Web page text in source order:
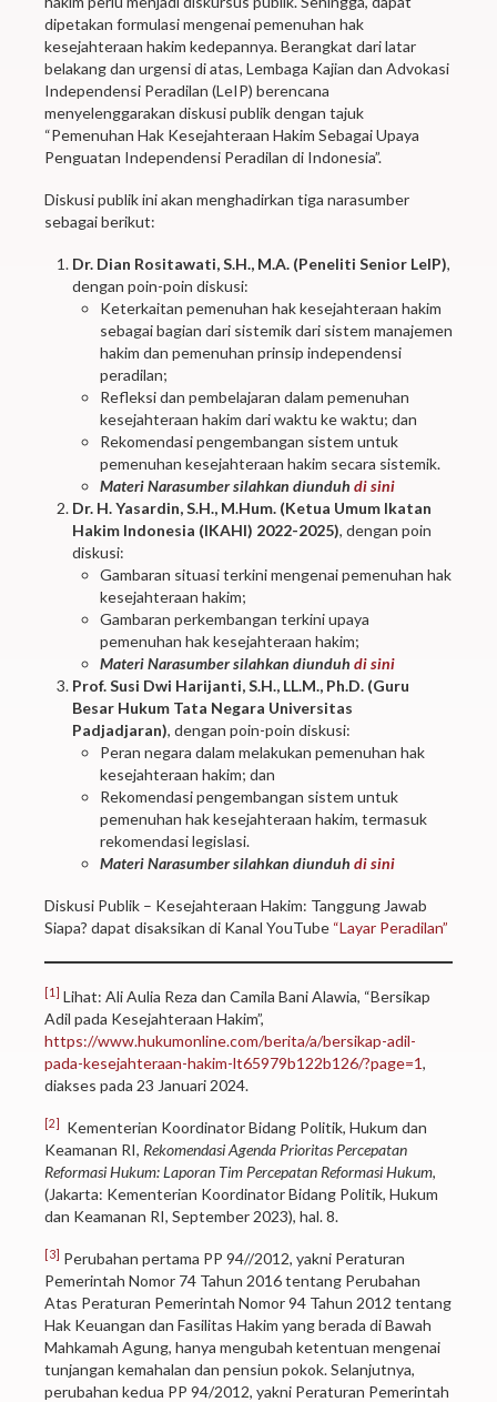
dipetakan formulasi mengenai pemenuhan hak
kesejahteraan hakim kedepannya. Berangkat dari latar
belakang dan urgensi di atas, Lembaga Kajian dan Advokasi
Independensi Peradilan (LeIP) berencana
menyelenggarakan diskusi publik dengan tajuk
“Pemenuhan Hak Kesejahteraan Hakim Sebagai Upaya
Penguatan Independensi Peradilan di Indonesia”.
Diskusi publik ini akan menghadirkan tiga narasumber
sebagai berikut:
Dr. Dian Rositawati, S.H., M.A. (Peneliti Senior LeIP),
dengan poin-poin diskusi:
Keterkaitan pemenuhan hak kesejahteraan hakim
sebagai bagian dari sistemik dari sistem manajemen
hakim dan pemenuhan prinsip independensi
peradilan;
Refleksi dan pembelajaran dalam pemenuhan
kesejahteraan hakim dari waktu ke waktu; dan
Rekomendasi pengembangan sistem untuk
pemenuhan kesejahteraan hakim secara sistemik.
Materi Narasumber silahkan diunduh di sini
Dr. H. Yasardin, S.H., M.Hum. (Ketua Umum Ikatan
Hakim Indonesia (IKAHI) 2022-2025), dengan poin
diskusi:
Gambaran situasi terkini mengenai pemenuhan hak
kesejahteraan hakim;
Gambaran perkembangan terkini upaya
pemenuhan hak kesejahteraan hakim;
Materi Narasumber silahkan diunduh di sini
Prof. Susi Dwi Harijanti, S.H., LL.M., Ph.D. (Guru
Besar Hukum Tata Negara Universitas
Padjadjaran), dengan poin-poin diskusi:
Peran negara dalam melakukan pemenuhan hak
kesejahteraan hakim; dan
Rekomendasi pengembangan sistem untuk
pemenuhan hak kesejahteraan hakim, termasuk
rekomendasi legislasi.
Materi Narasumber silahkan diunduh di sini
Diskusi Publik – Kesejahteraan Hakim: Tanggung Jawab
Siapa? dapat disaksikan di Kanal YouTube “Layar Peradilan”
[1] Lihat: Ali Aulia Reza dan Camila Bani Alawia, “Bersikap
Adil pada Kesejahteraan Hakim”,
https://www.hukumonline.com/berita/a/bersikap-adil-
pada-kesejahteraan-hakim-lt65979b122b126/?page=1,
diakses pada 23 Januari 2024.
[2]
Kementerian Koordinator Bidang Politik, Hukum dan
Keamanan RI, Rekomendasi Agenda Prioritas Percepatan
Reformasi Hukum: Laporan Tim Percepatan Reformasi Hukum,
(Jakarta: Kementerian Koordinator Bidang Politik, Hukum
dan Keamanan RI, September 2023), hal. 8.
[3] Perubahan pertama PP 94//2012, yakni Peraturan
Pemerintah Nomor 74 Tahun 2016 tentang Perubahan
Atas Peraturan Pemerintah Nomor 94 Tahun 2012 tentang
Hak Keuangan dan Fasilitas Hakim yang berada di Bawah
Mahkamah Agung, hanya mengubah ketentuan mengenai
tunjangan kemahalan dan pensiun pokok. Selanjutnya,
perubahan kedua PP 94/2012, yakni Peraturan Pemerintah